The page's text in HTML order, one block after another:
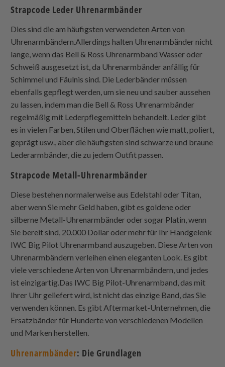
Strapcode Leder Uhrenarmbänder
Dies sind die am häufigsten verwendeten Arten von
Uhrenarmbändern.Allerdings halten Uhrenarmbänder nicht
lange, wenn das Bell & Ross Uhrenarmband Wasser oder
Schweiß ausgesetzt ist, da Uhrenarmbänder anfällig für
Schimmel und Fäulnis sind. Die Lederbänder müssen
ebenfalls gepflegt werden, um sie neu und sauber aussehen
zu lassen, indem man die Bell & Ross Uhrenarmbänder
regelmäßig mit Lederpflegemitteln behandelt. Leder gibt
es in vielen Farben, Stilen und Oberflächen wie matt, poliert,
geprägt usw., aber die häufigsten sind schwarze und braune
Lederarmbänder, die zu jedem Outfit passen.
Strapcode Metall-Uhrenarmbänder
Diese bestehen normalerweise aus Edelstahl oder Titan,
aber wenn Sie mehr Geld haben, gibt es goldene oder
silberne Metall-Uhrenarmbänder oder sogar Platin, wenn
Sie bereit sind, 20.000 Dollar oder mehr für Ihr Handgelenk
IWC Big Pilot Uhrenarmband auszugeben. Diese Arten von
Uhrenarmbändern verleihen einen eleganten Look. Es gibt
viele verschiedene Arten von Uhrenarmbändern, und jedes
ist einzigartig.Das IWC Big Pilot-Uhrenarmband, das mit
Ihrer Uhr geliefert wird, ist nicht das einzige Band, das Sie
verwenden können. Es gibt Aftermarket-Unternehmen, die
Ersatzbänder für Hunderte von verschiedenen Modellen
und Marken herstellen.
Uhrenarmbänder: Die Grundlagen